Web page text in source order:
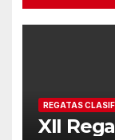
REGATAS
XII